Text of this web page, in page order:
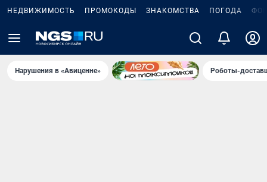
НЕДВИЖИМОСТЬ ПРОМОКОДЫ ЗНАКОМСТВА ПОГОДА
Нарушения в «Авиценне» Роботы-